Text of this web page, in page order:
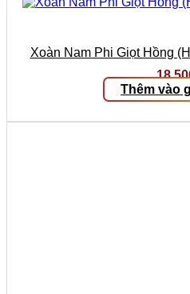
Xoàn Nam Phi Giọt Hồng
Thêm vào